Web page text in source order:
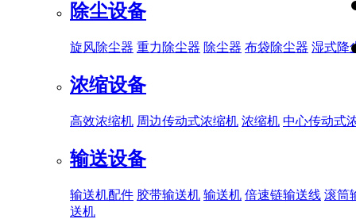
除尘设备
旋风除尘器 重力除尘器 除尘器 布袋除尘器 湿式降
浓缩设备
高效浓缩机 周边传动式浓缩机 浓缩机 中心传动式
输送设备
输送机配件 胶带输送机 输送机 倍速链输送线 滚筒
送机